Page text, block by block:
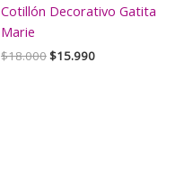
Cotillón Decorativo Gatita
Marie
$18.000El
$15.990El